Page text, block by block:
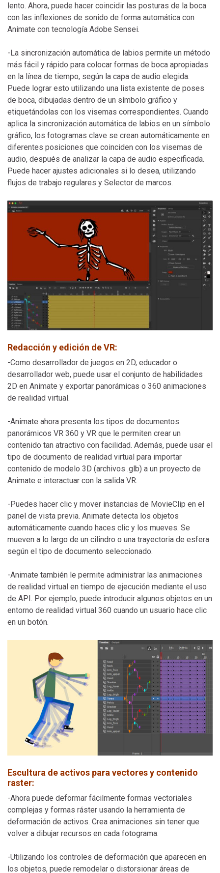
lento. Ahora, puede hacer coincidir las posturas de la boca
con las inflexiones de sonido de forma automática con
Animate con tecnología Adobe Sensei.
-La sincronización automática de labios permite un método
más fácil y rápido para colocar formas de boca apropiadas
en la línea de tiempo, según la capa de audio elegida.
Puede lograr esto utilizando una lista existente de poses
de boca, dibujadas dentro de un símbolo gráfico y
etiquetándolas con los visemas correspondientes. Cuando
aplica la sincronización automática de labios en un símbolo
gráfico, los fotogramas clave se crean automáticamente en
diferentes posiciones que coinciden con los visemas de
audio, después de analizar la capa de audio especificada.
Puede hacer ajustes adicionales si lo desea, utilizando
flujos de trabajo regulares y Selector de marcos.
Redacción y edición de VR:
-Como desarrollador de juegos en 2D, educador o
desarrollador web, puede usar el conjunto de habilidades
2D en Animate y exportar panorámicas o 360 animaciones
de realidad virtual.
-Animate ahora presenta los tipos de documentos
panorámicos VR 360 y VR que le permiten crear un
contenido tan atractivo con facilidad. Además, puede usar el
tipo de documento de realidad virtual para importar
contenido de modelo 3D (archivos .glb) a un proyecto de
Animate e interactuar con la salida VR.
-Puedes hacer clic y mover instancias de MovieClip en el
panel de vista previa. Animate detecta los objetos
automáticamente cuando haces clic y los mueves. Se
mueven a lo largo de un cilindro o una trayectoria de esfera
según el tipo de documento seleccionado.
-Animate también le permite administrar las animaciones
de realidad virtual en tiempo de ejecución mediante el uso
de API. Por ejemplo, puede introducir algunos objetos en un
entorno de realidad virtual 360 cuando un usuario hace clic
en un botón.
Escultura de activos para vectores y contenido
raster:
-Ahora puede deformar fácilmente formas vectoriales
complejas y formas ráster usando la herramienta de
deformación de activos. Crea animaciones sin tener que
volver a dibujar recursos en cada fotograma.
-Utilizando los controles de deformación que aparecen en
los objetos, puede remodelar o distorsionar áreas de